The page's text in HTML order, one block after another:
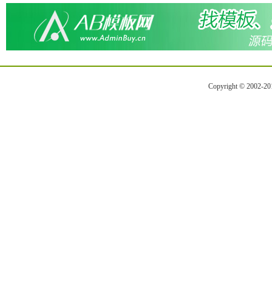
Copyright © 2002-